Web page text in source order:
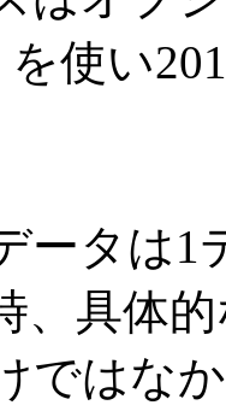
を使い
タは1
、具体
ではな